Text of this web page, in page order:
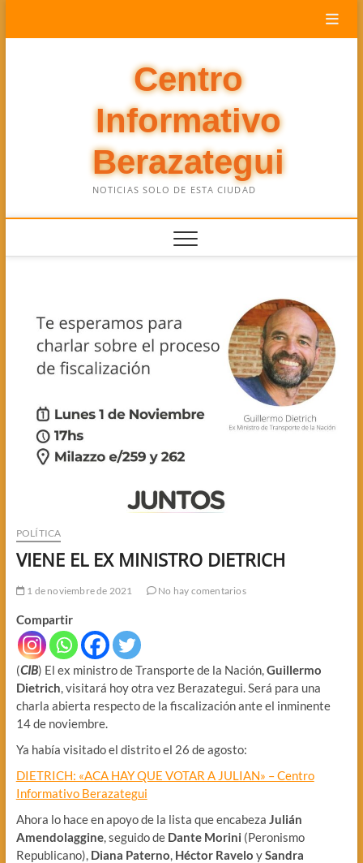
Centro
Informativo
Berazategui
NOTICIAS SOLO DE ESTA CIUDAD
POLÍTICA
VIENE EL EX MINISTRO DIETRICH
1 de noviembre de 2021 No hay comentarios
Compartir
(CIB) El ex ministro de Transporte de la Nación,Guillermo
Dietrich, visitará hoy otra vez Berazategui. Será para una
charla abierta respecto de la fiscalización ante el inminente
14 de noviembre.
Ya había visitado el distrito el 26 de agosto:
DIETRICH: «ACA HAY QUE VOTAR A JULIAN» – Centro
Informativo Berazategui
Ahora lo hace en apoyo de la lista que encabeza Julián
Amendolaggine, seguido de Dante Morini (Peronismo
Republicano), Diana Paterno, Héctor Ravelo ySandra